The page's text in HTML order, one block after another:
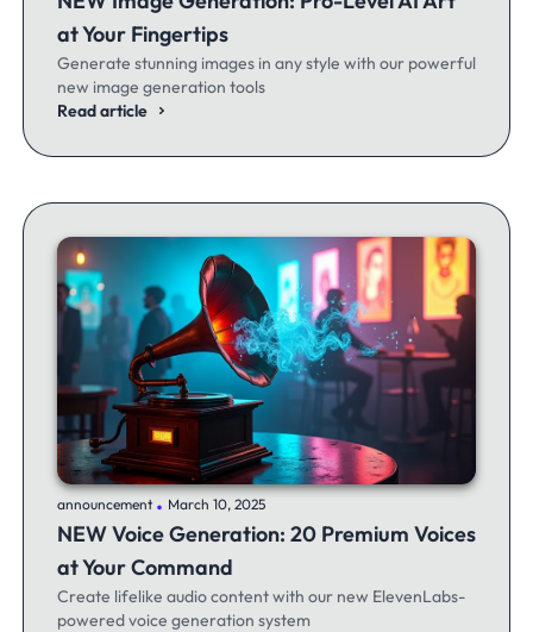
at Your Fingertips
Generate stunning images in any style with our powerful
new image generation tools
Read article
announcement .March 10, 2025
NEW Voice Generation: 20 Premium Voices
at Your Command
Create lifelike audio content with our new ElevenLabs-
powered voice generation system